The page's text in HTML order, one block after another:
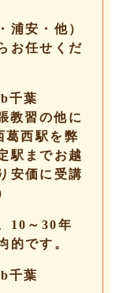
浦安・他）
お任せくだ
千葉
教習の他に
葛西駅を弊
駅までお越
安価に受講
10～30年
的です。
千葉